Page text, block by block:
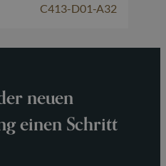
C413-D01-A32
neuen
einen Schritt